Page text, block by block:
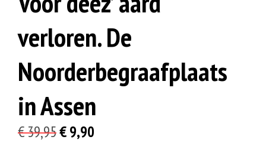
verloren. De
Noorderbegraafplaats
in Assen
€39,95Oorspronkelijke
€9,90